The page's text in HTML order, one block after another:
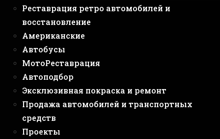
Реставрация ретро автомобилей и
восстановление
Американские
Автобусы
МотоРеставрация
Автоподбор
Эксклюзивная покраска и ремонт
Продажа автомобилей и транспортных
средств
Проекты